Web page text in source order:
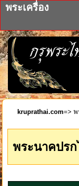
พระเครื่อง
kruprathai.com=> พ
พระนาคปร